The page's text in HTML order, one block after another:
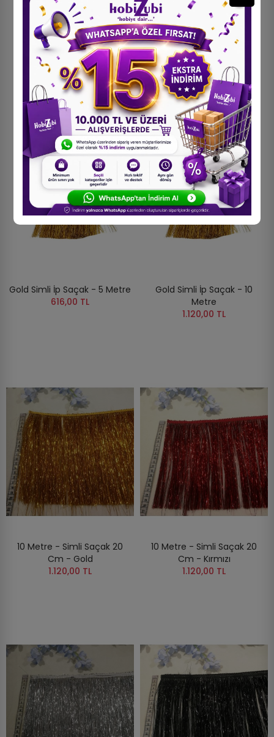
Kırmızı Simli İp Saçak - 10
Metre
1.120,00 TL
Kırmızı Simli İp Saçak - 5
Metre
616,00 TL
Gold Simli İp Saçak - 5 Metre
616,00 TL
Gold Simli İp Saçak - 10
Metre
1.120,00 TL
10 Metre - Simli Saçak 20
Cm - Gold
1.120,00 TL
10 Metre - Simli Saçak 20
Cm - Kırmızı
1.120,00 TL